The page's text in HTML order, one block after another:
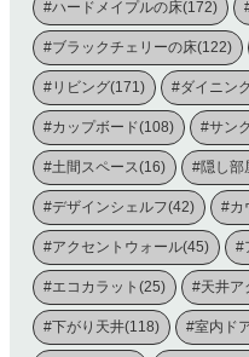
#ハードメイプルの床(172)
#ブラックチェリーの床(122)
#リビング(171) #ダイニン
#カップボード(108) #サン
#土間スペース(16) #隠し部
#デザインシェルフ(42) #カ
#アクセントウォール(45) #
#エコカラット(25) #天井ア
#下がり天井(118) #室内ド